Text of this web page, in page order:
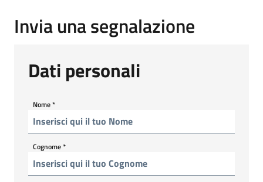
Invia una segnalazione
Dati personali
Nome*
Cognome*